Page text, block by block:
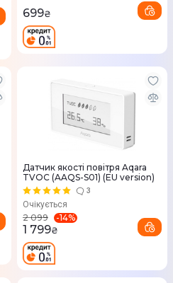
699₴
Датчик якості повітря Aqara
TVOC (AAQS-S01) (EU version)
3
Очікується
2 099 -14%
1 799₴